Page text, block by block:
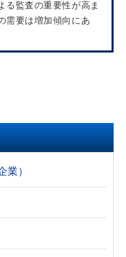
る監査の重要性が高ま
需要は増加傾向にあ
業）